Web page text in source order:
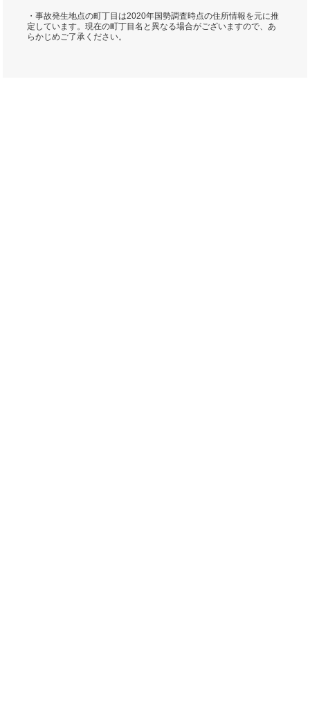
・事故発生地点の町丁目は2020年国勢調査時点の住所情報を元に推
定しています。現在の町丁目名と異なる場合がございますので、あ
らかじめご了承ください。